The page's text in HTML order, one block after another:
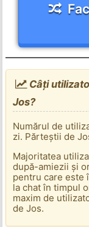
Câți
Jos?
Numărul de
zi. Părteștii de
Majoritatea
după-amiezii și
pentru care este
la chat în timpul
maxim de
de Jos.